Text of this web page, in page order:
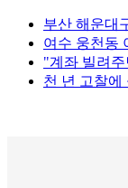
부산 해운대
여수 웅천동
"계좌 빌려
천 년 고찰에